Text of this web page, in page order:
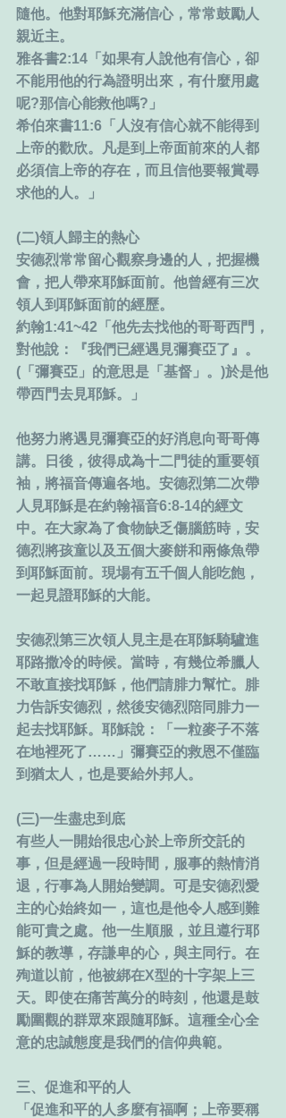
隨他。他對耶穌充滿信心，常常鼓勵人
親近主。
雅各書2:14「如果有人說他有信心，卻
不能用他的行為證明出來，有什麼用處
呢?那信心能救他嗎?」
希伯來書11:6「人沒有信心就不能得到
上帝的歡欣。凡是到上帝面前來的人都
必須信上帝的存在，而且信他要報賞尋
求他的人。」
(二)領人歸主的熱心
安德烈常常留心觀察身邊的人，把握機
會，把人帶來耶穌面前。他曾經有三次
領人到耶穌面前的經歷。
約翰1:41~42「他先去找他的哥哥西門，
對他說：『我們已經遇見彌賽亞了』。
(「彌賽亞」的意思是「基督」。)於是他
帶西門去見耶穌。」
他努力將遇見彌賽亞的好消息向哥哥傳
講。日後，彼得成為十二門徒的重要領
袖，將福音傳遍各地。安德烈第二次帶
人見耶穌是在約翰福音6:8-14的經文
中。在大家為了食物缺乏傷腦筋時，安
德烈將孩童以及五個大麥餅和兩條魚帶
到耶穌面前。現場有五千個人能吃飽，
一起見證耶穌的大能。
安德烈第三次領人見主是在耶穌騎驢進
耶路撒冷的時候。當時，有幾位希臘人
不敢直接找耶穌，他們請腓力幫忙。腓
力告訴安德烈，然後安德烈陪同腓力一
起去找耶穌。耶穌說：「一粒麥子不落
在地裡死了……」彌賽亞的救恩不僅臨
到猶太人，也是要給外邦人。
(三)一生盡忠到底
有些人一開始很忠心於上帝所交託的
事，但是經過一段時間，服事的熱情消
退，行事為人開始變調。可是安德烈愛
主的心始終如一，這也是他令人感到難
能可貴之處。他一生順服，並且遵行耶
穌的教導，存謙卑的心，與主同行。在
殉道以前，他被綁在X型的十字架上三
天。即使在痛苦萬分的時刻，他還是鼓
勵圍觀的群眾來跟隨耶穌。這種全心全
意的忠誠態度是我們的信仰典範。
三、促進和平的人
「促進和平的人多麼有福啊；上帝要稱